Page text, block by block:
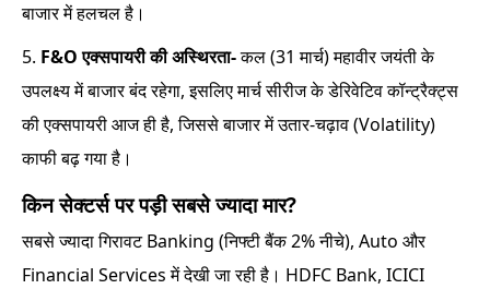
बाजार में हलचल है।
F&O एक्सपायरी की अस्थिरता-कल (31 मार्च) महावीर जयंती के
उपलक्ष्य में बाजार बंद रहेगा, इसलिए मार्च सीरीज के डेरिवेटिव कॉन्ट्रैक्ट्स
की एक्सपायरी आज ही है, जिससे बाजार में उतार-चढ़ाव (Volatility)
काफी बढ़ गया है।
किन सेक्टर्स पर पड़ी सबसे ज्यादा मार?
सबसे ज्यादा गिरावट Banking (निफ्टी बैंक 2% नीचे), Auto और
Financial Services में देखी जा रही है। HDFC Bank, ICICI